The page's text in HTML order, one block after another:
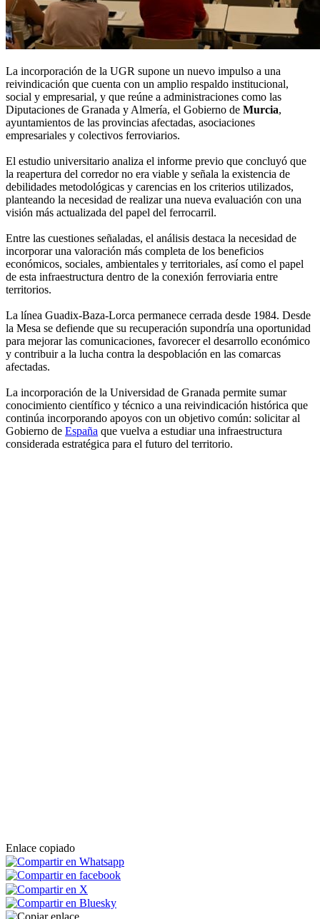
La incorporación de la UGR supone un nuevo impulso a una
reivindicación que cuenta con un amplio respaldo institucional,
social y empresarial, y que reúne a administraciones como las
Diputaciones de Granada y Almería, el Gobierno de Murcia,
ayuntamientos de las provincias afectadas, asociaciones
empresariales y colectivos ferroviarios.
El estudio universitario analiza el informe previo que concluyó que
la reapertura del corredor no era viable y señala la existencia de
debilidades metodológicas y carencias en los criterios utilizados,
planteando la necesidad de realizar una nueva evaluación con una
visión más actualizada del papel del ferrocarril.
Entre las cuestiones señaladas, el análisis destaca la necesidad de
incorporar una valoración más completa de los beneficios
económicos, sociales, ambientales y territoriales, así como el papel
de esta infraestructura dentro de la conexión ferroviaria entre
territorios.
La línea Guadix-Baza-Lorca permanece cerrada desde 1984. Desde
la Mesa se defiende que su recuperación supondría una oportunidad
para mejorar las comunicaciones, favorecer el desarrollo económico
y contribuir a la lucha contra la despoblación en las comarcas
afectadas.
La incorporación de la Universidad de Granada permite sumar
conocimiento científico y técnico a una reivindicación histórica que
continúa incorporando apoyos con un objetivo común: solicitar al
Gobierno de España que vuelva a estudiar una infraestructura
considerada estratégica para el futuro del territorio.
Enlace copiado